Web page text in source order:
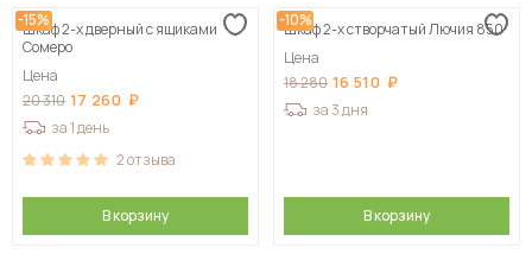
-15%
Шкаф 2-х дверный с ящиками
Сомеро
Цена
20 310 17 260
за 1 день
2отзыва
В корзину
-10%
Шкаф 2-х створчатый Лючия 850
Цена
18 280 16 510
за 3 дня
В корзину